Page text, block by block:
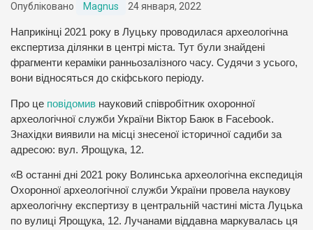
Опубліковано Magnus 24 января, 2022
Наприкінці 2021 року в Луцьку проводилася археологічна
експертиза ділянки в центрі міста. Тут були знайдені
фрагменти кераміки ранньозалізного часу. Судячи з усього,
вони відносяться до скіфського періоду.
Про це повідомив науковий співробітник охоронної
археологічної служби України Віктор Баюк в Facebook.
Знахідки виявили на місці знесеної історичної садиби за
адресою: вул. Ярощука, 12.
«В останні дні 2021 року Волинська археологічна експедиція
Охоронної археологічної служби України провела наукову
археологічну експертизу в центральній частині міста Луцька
по вулиці Ярощука, 12. Лучанами віддавна маркувалась ця